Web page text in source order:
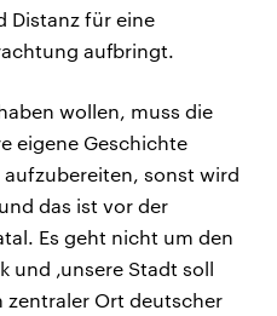
Distanz für eine
aufbringt.
wollen, muss die
eigene Geschichte
sonst wird
das ist vor der
Es geht nicht um den
und ‚unsere Stadt soll
zentraler Ort deutscher